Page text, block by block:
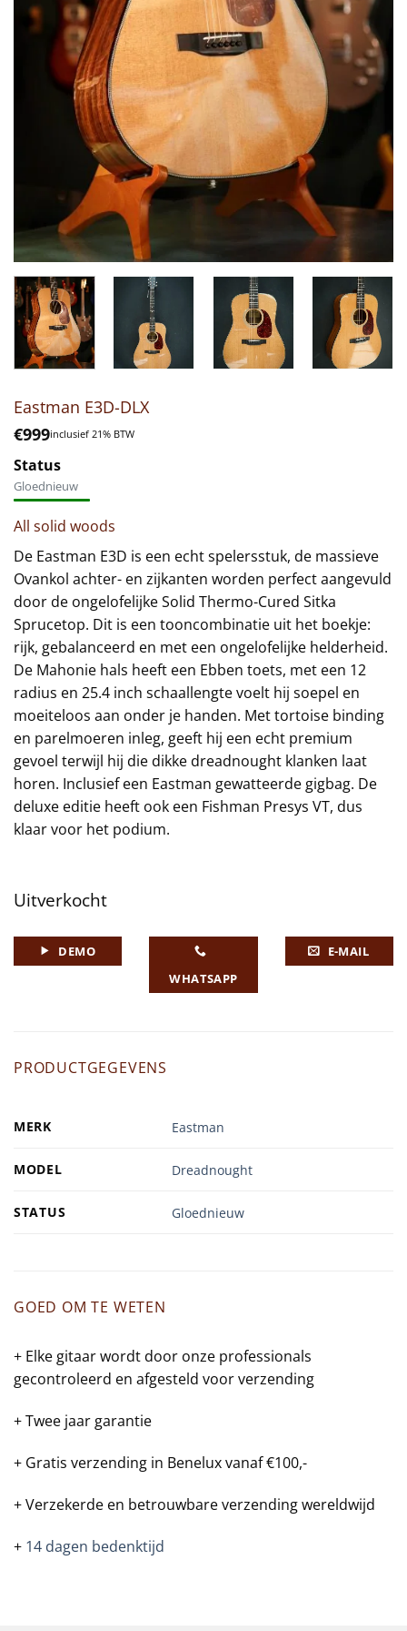
Eastman E3D-DLX
€999inclusief 21% BTW
Status
Gloednieuw
All solid woods
De Eastman E3D is een echt spelersstuk, de massieve
Ovankol achter- en zijkanten worden perfect aangevuld
door de ongelofelijke Solid Thermo-Cured Sitka
Sprucetop. Dit is een tooncombinatie uit het boekje:
rijk, gebalanceerd en met een ongelofelijke helderheid.
De Mahonie hals heeft een Ebben toets, met een 12
radius en 25.4 inch schaallengte voelt hij soepel en
moeiteloos aan onder je handen. Met tortoise binding
en parelmoeren inleg, geeft hij een echt premium
gevoel terwijl hij die dikke dreadnought klanken laat
horen. Inclusief een Eastman gewatteerde gigbag. De
deluxe editie heeft ook een Fishman Presys VT, dus
klaar voor het podium.
Uitverkocht
DEMO
WHATSAPP
E-MAIL
PRODUCTGEGEVENS
MERK Eastman
MODEL Dreadnought
STATUS Gloednieuw
GOED OM TE WETEN
+ Elke gitaar wordt door onze professionals
gecontroleerd en afgesteld voor verzending
+ Twee jaar garantie
+ Gratis verzending in Benelux vanaf €100,-
+ Verzekerde en betrouwbare verzending wereldwijd
+ 14 dagen bedenktijd